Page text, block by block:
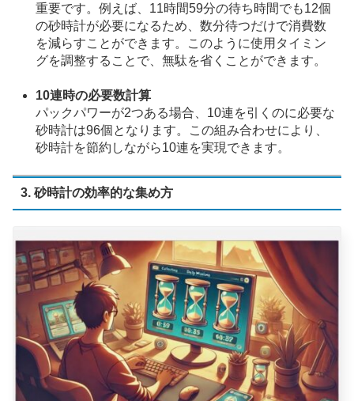
重要です。例えば、11時間59分の待ち時間でも12個
の砂時計が必要になるため、数分待つだけで消費数
を減らすことができます。このように使用タイミン
グを調整することで、無駄を省くことができます。
10連時の必要数計算
パックパワーが2つある場合、10連を引くのに必要な
砂時計は96個となります。この組み合わせにより、
砂時計を節約しながら10連を実現できます。
3. 砂時計の効率的な集め方